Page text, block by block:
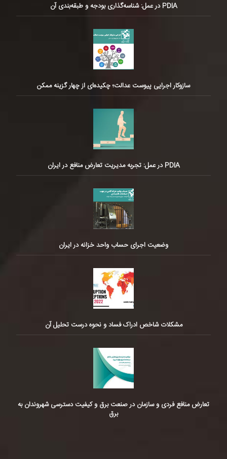
PDIA در عمل: شناسه‌گذاری بودجه و طبقه‌بندی آن
سازوکار اجرایی پیوست عدالت؛ چکیده‌ای از چهار گزینه ممکن
PDIA در عمل: تجربه مدیریت تعارض منافع در ایران
وضعیت اجرای حساب واحد خزانه در ایران
مشکلات شاخص ادراک فساد و نحوه درست تحلیل آن
تعارض منافع فردی و سازمان در صنعت برق و کیفیت دسترسی شهروندان به
برق